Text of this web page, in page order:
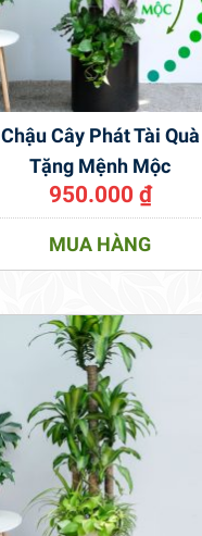
Chậu Cây Phát Tài Quà
Tặng Mệnh Mộc
950.000 ₫
MUA HÀNG